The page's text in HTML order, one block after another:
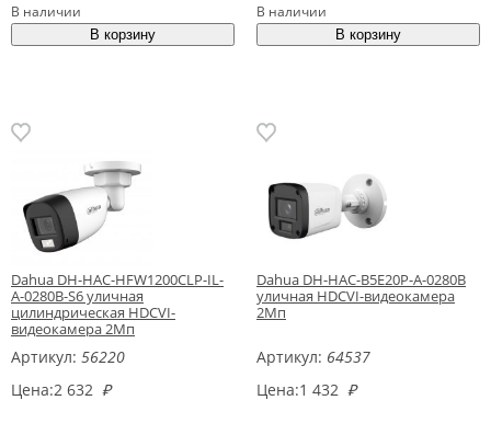
В наличии В наличии
Dahua DH-HAC-HFW1200CLP-IL-
A-0280B-S6 уличная
цилиндрическая HDCVI-
видеокамера 2Мп
Артикул: 56220
Цена:2 632 ₽
Dahua DH-HAC-B5E20P-A-0280B
уличная HDCVI-видеокамера
2Мп
Артикул: 64537
Цена:1 432 ₽